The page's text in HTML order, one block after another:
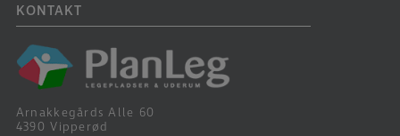
KONTAKT
Arnakkegårds Alle 60
4390 Vipperød